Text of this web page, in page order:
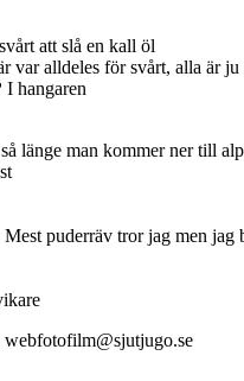
att slå en kall öl
var alldeles för svårt, alla är
I hangaren
länge man kommer ner till
Mest puderräv tror jag men jag